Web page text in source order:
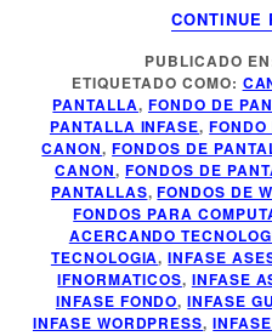
CONTINUE
PUBLICADO
ETIQUETADO COMO:
PANTALLA, FONDO DE
PANTALLA INFASE,
CANON,FONDOS DE
CANON,FONDOS DE
PANTALLAS,FONDOS DE
FONDOS PARA
ACERCANDO
TECNOLOGIA,INFASE
IFNORMATICOS, INFASE
INFASE FONDO,INFASE
INFASE WORDPRESS,